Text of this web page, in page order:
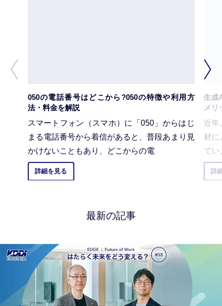
050の電話番号はどこから?050の特徴や利用方
法・料金を解説
スマートフォン（スマホ）に「050」からはじ
まる電話番号から着信があると、普段あまり見
かけないこともあり、どこからの電
詳細を見る
生成
メリ
近年
材に
てい
詳
最新の記事